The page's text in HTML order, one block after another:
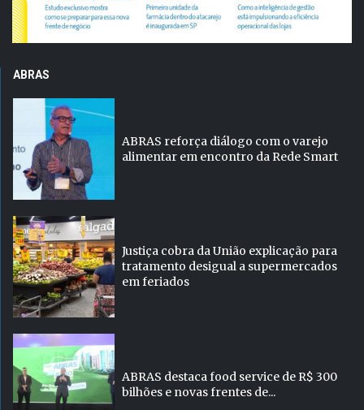
ABRAS
ABRAS reforça diálogo com o varejo
alimentar em encontro da Rede Smart
Justiça cobra da União explicação para
tratamento desigual a supermercados
em feriados
ABRAS destaca food service de R$ 300
bilhões e novas frentes de...